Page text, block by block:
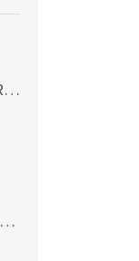
INTEX Krycí bazénová plachta Round 305cm 28030
Vodní pistole s pumpou 37cm 78961